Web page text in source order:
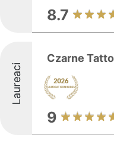
8.7
Laureaci
Czarne
9